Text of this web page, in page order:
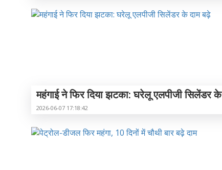
महंगाई ने फिर दिया झटका: घरेलू एलपीजी सिलेंडर
2026-06-07 17:18:42